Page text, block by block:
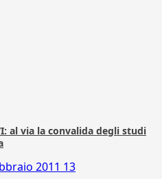
al via la convalida degli studi
2011 13